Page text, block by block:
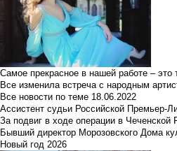
Самое прекрасное в нашей работе – это
Все изменила встреча с народным
Все новости по теме 18.06.2022
Ассистент судьи Российской Премьер-
За подвиг в ходе операции в
Бывший директор Морозовского Дома
Новый год 2026